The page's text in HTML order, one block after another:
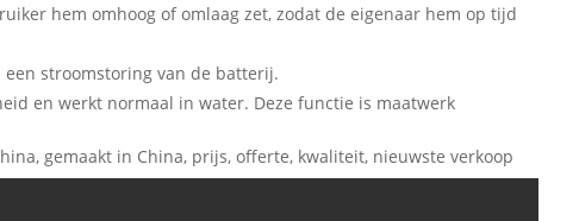
hem omhoog of omlaag zet, zodat de eigenaar hem op tijd
stroomstoring van de batterij.
en werkt normaal in water. Deze functie is maatwerk
gemaakt in China, prijs, offerte, kwaliteit, nieuwste verkoop